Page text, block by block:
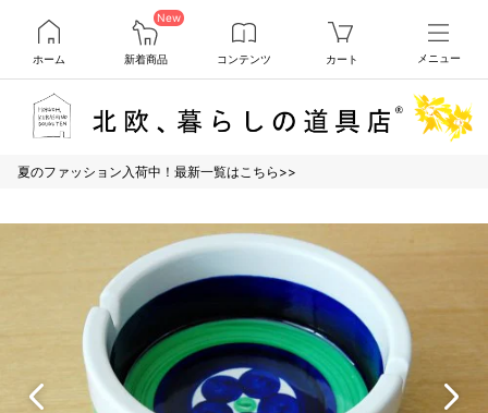
ホーム
New
新着商品 コンテンツ カート メニュー
夏のファッション入荷中！最新一覧はこちら>>